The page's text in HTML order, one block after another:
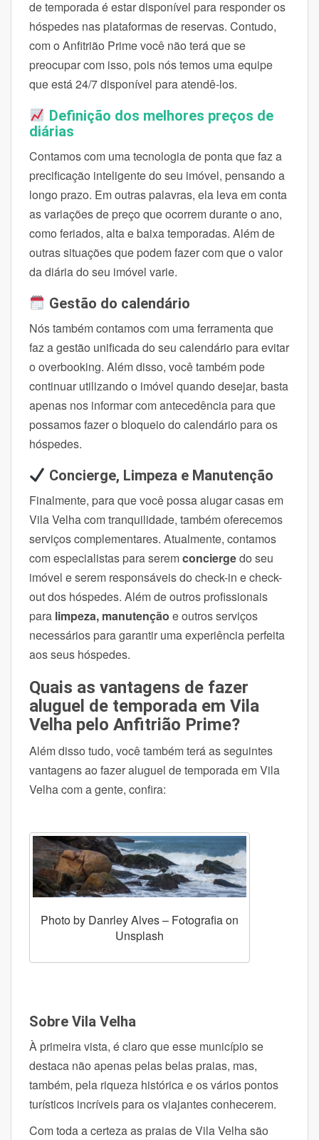
de temporada é estar disponível para responder os
hóspedes nas plataformas de reservas. Contudo,
com o Anfitrião Prime você não terá que se
preocupar com isso, pois nós temos uma equipe
que está 24/7 disponível para atendê-los.
Definição dos melhores preços de
diárias
Contamos com uma tecnologia de ponta que faz a
precificação inteligente do seu imóvel, pensando a
longo prazo. Em outras palavras, ela leva em conta
as variações de preço que ocorrem durante o ano,
como feriados, alta e baixa temporadas. Além de
outras situações que podem fazer com que o valor
da diária do seu imóvel varie.
Gestão do calendário
Nós também contamos com uma ferramenta que
faz a gestão unificada do seu calendário para evitar
o overbooking. Além disso, você também pode
continuar utilizando o imóvel quando desejar, basta
apenas nos informar com antecedência para que
possamos fazer o bloqueio do calendário para os
hóspedes.
Concierge, Limpeza e Manutenção
Finalmente, para que você possa alugar casas em
Vila Velha com tranquilidade, também oferecemos
serviços complementares. Atualmente, contamos
com especialistas para seremconciergedo seu
imóvel e serem responsáveis do check-in e check-
out dos hóspedes. Além de outros profissionais
para limpeza, manutenção e outros serviços
necessários para garantir uma experiência perfeita
aos seus hóspedes.
Quais as vantagens de fazer
aluguel de temporada em Vila
Velha pelo Anfitrião Prime?
Além disso tudo, você também terá as seguintes
vantagens ao fazer aluguel de temporada em Vila
Velha com a gente, confira:
Photo by Danrley Alves – Fotografia on
Unsplash
Sobre Vila Velha
À primeira vista, é claro que esse município se
destaca não apenas pelas belas praias, mas,
também, pela riqueza histórica e os vários pontos
turísticos incríveis para os viajantes conhecerem.
Com toda a certeza as praias de Vila Velha são